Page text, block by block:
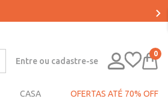
Entre ou cadastre-se
0
CASA OFERTAS ATÉ 70% OFF